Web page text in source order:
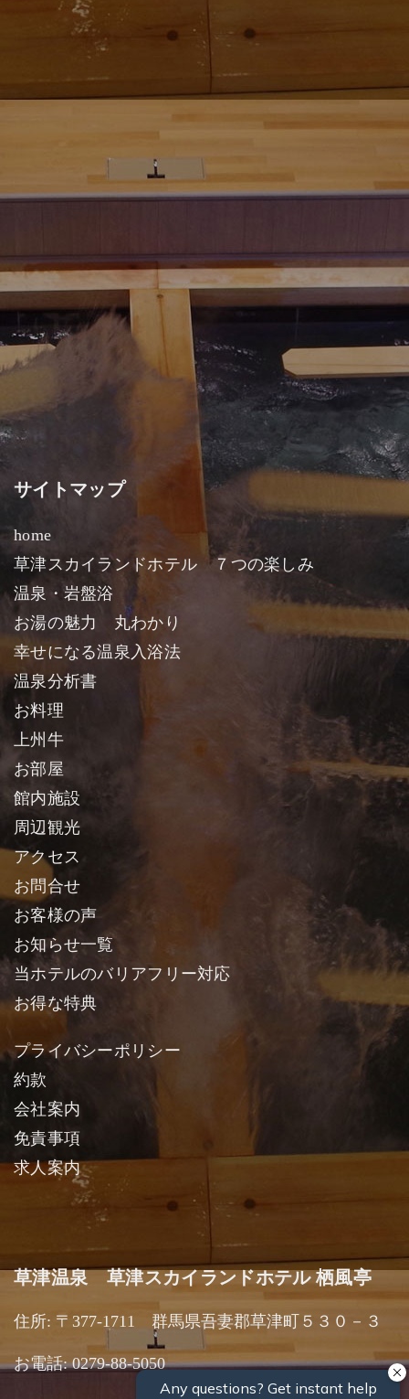
サイトマップ
home
草津スカイランドホテル ７つの楽しみ
温泉・岩盤浴
お湯の魅力 丸わかり
幸せになる温泉入浴法
温泉分析書
お料理
上州牛
お部屋
館内施設
周辺観光
アクセス
お問合せ
お客様の声
お知らせ一覧
当ホテルのバリアフリー対応
お得な特典
プライバシーポリシー
約款
会社案内
免責事項
求人案内
草津温泉 草津スカイランドホテル 栖風亭
住所: 〒377-1711 群馬県吾妻郡草津町５３０－３
お電話: 0279-88-5050